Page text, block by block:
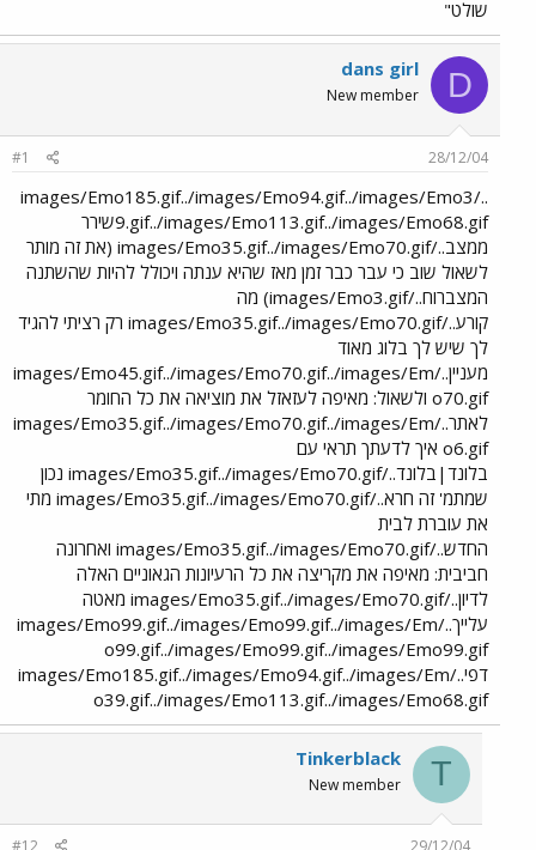
שולט"
D
dans girl
New member
28/12/04
#1
../images/Emo185.gif../images/Emo94.gif../images/Emo3
9.gif../images/Emo113.gif../images/Emo68.gifשירר
ממצב../images/Emo35.gif../images/Emo70.gif (את זה מותר
לשאול שוב כי עבר כבר זמן מאז שהיא ענתה ויכולל להיות שהשתנה
המצברוח../images/Emo3.gif) מה
קורע../images/Emo35.gif../images/Emo70.gif רק רציתי להגיד
לך שיש לך בלוג מאוד
מעניין../images/Emo45.gif../images/Emo70.gif../images/Em
o70.gif ולשאול: מאיפה לעזאזל את מוציאה את כל החומר
לאתר../images/Emo35.gif../images/Emo70.gif../images/Em
o6.gif איך לדעתך תראי עם
בלונד|בלונד../images/Emo35.gif../images/Emo70.gif נכון
שמתמ' זה חרא../images/Emo35.gif../images/Emo70.gif מתי
את עוברת לבית
החדש../images/Emo35.gif../images/Emo70.gif ואחרונה
חביבית: מאיפה את מקריצה את כל הרעיונות הגאוניים האלה
לדיון../images/Emo35.gif../images/Emo70.gif מאטה
עלייך../images/Emo99.gif../images/Emo99.gif../images/Em
o99.gif../images/Emo99.gif../images/Emo99.gif
דפי../images/Emo185.gif../images/Emo94.gif../images/Em
o39.gif../images/Emo113.gif../images/Emo68.gif
T
Tinkerblack
New member
29/12/04
#12